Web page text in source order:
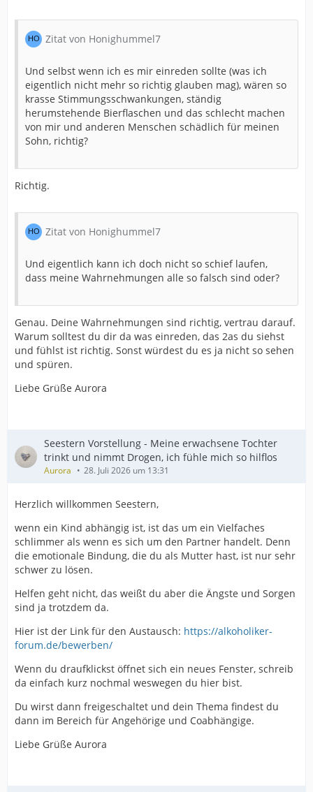
Zitat von Honighummel7
Und selbst wenn ich es mir einreden sollte (was ich
eigentlich nicht mehr so richtig glauben mag), wären so
krasse Stimmungsschwankungen, ständig
herumstehende Bierflaschen und das schlecht machen
von mir und anderen Menschen schädlich für meinen
Sohn, richtig?
Richtig.
Zitat von Honighummel7
Und eigentlich kann ich doch nicht so schief laufen,
dass meine Wahrnehmungen alle so falsch sind oder?
Genau. Deine Wahrnehmungen sind richtig, vertrau darauf.
Warum solltest du dir da was einreden, das 2as du siehst
und fühlst ist richtig. Sonst würdest du es ja nicht so sehen
und spüren.
Liebe Grüße Aurora
Seestern Vorstellung - Meine erwachsene Tochter
trinkt und nimmt Drogen, ich fühle mich so hilflos
Aurora 28. Juli 2026 um 13:31
Herzlich willkommen Seestern,
wenn ein Kind abhängig ist, ist das um ein Vielfaches
schlimmer als wenn es sich um den Partner handelt. Denn
die emotionale Bindung, die du als Mutter hast, ist nur sehr
schwer zu lösen.
Helfen geht nicht, das weißt du aber die Ängste und Sorgen
sind ja trotzdem da.
Hier ist der Link für den Austausch: https://alkoholiker-
forum.de/bewerben/
Wenn du draufklickst öffnet sich ein neues Fenster, schreib
da einfach kurz nochmal weswegen du hier bist.
Du wirst dann freigeschaltet und dein Thema findest du
dann im Bereich für Angehörige und Coabhängige.
Liebe Grüße Aurora